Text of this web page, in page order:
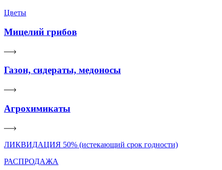
Цветы
Мицелий грибов
Газон, сидераты, медоносы
Агрохимикаты
ЛИКВИДАЦИЯ 50% (истекающий срок годности)
РАСПРОДАЖА